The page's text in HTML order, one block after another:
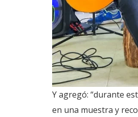
Y agregó: “durante
en una muestra y